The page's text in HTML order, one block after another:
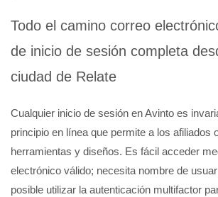
Todo el camino correo
de inicio de sesión completa
ciudad de Relate
Cualquier inicio de sesión en Avinto es
principio en línea que permite a los afiliados
herramientas y diseños. Es fácil acceder
electrónico válido; necesita nombre de
posible utilizar la autenticación multifactor